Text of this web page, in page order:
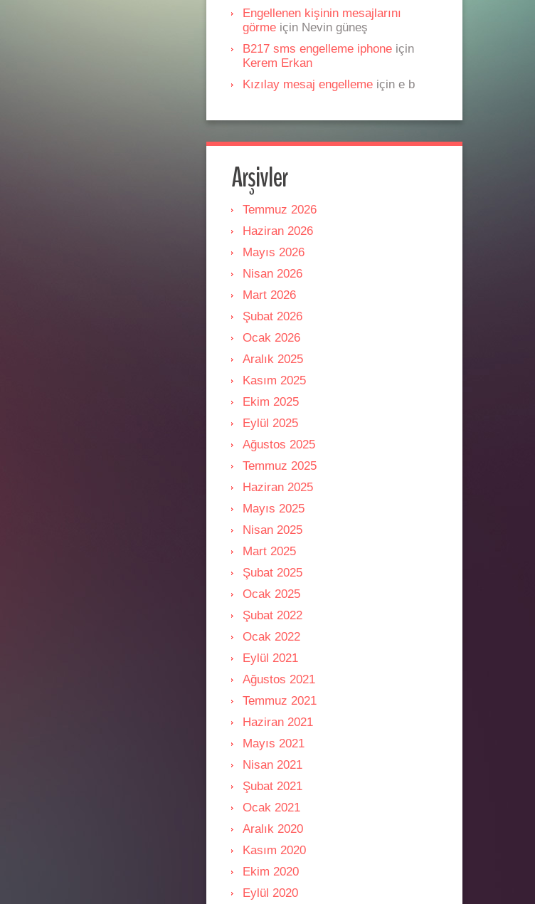
Engellenen kişinin mesajlarını
görme için Nevin güneş
B217 sms engelleme iphone için
Kerem Erkan
Kızılay mesaj engelleme için e b
Arşivler
Temmuz 2026
Haziran 2026
Mayıs 2026
Nisan 2026
Mart 2026
Şubat 2026
Ocak 2026
Aralık 2025
Kasım 2025
Ekim 2025
Eylül 2025
Ağustos 2025
Temmuz 2025
Haziran 2025
Mayıs 2025
Nisan 2025
Mart 2025
Şubat 2025
Ocak 2025
Şubat 2022
Ocak 2022
Eylül 2021
Ağustos 2021
Temmuz 2021
Haziran 2021
Mayıs 2021
Nisan 2021
Şubat 2021
Ocak 2021
Aralık 2020
Kasım 2020
Ekim 2020
Eylül 2020